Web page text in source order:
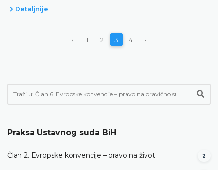
Detaljnije
‹ 1 2 3 4 ›
Praksa Ustavnog suda BiH
Član 2. Evropske konvencije – pravo na život 2